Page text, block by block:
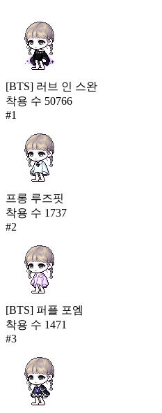
[BTS] 러브 인 스완
착용 수 50766
#1
프롱 루즈핏
착용 수 1737
#2
[BTS] 퍼플 포엠
착용 수 1471
#3